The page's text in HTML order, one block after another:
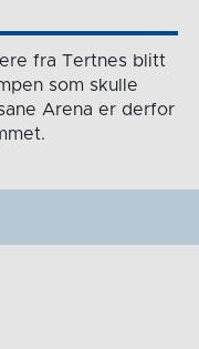
fra Tertnes blitt
som skulle
Arena er derfor